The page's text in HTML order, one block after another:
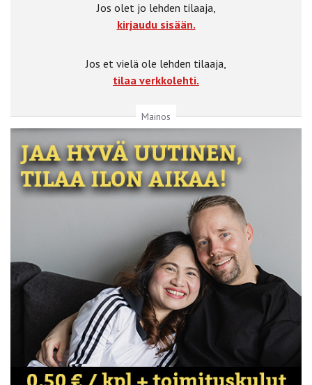
Jos olet jo lehden tilaaja,
kirjaudu sisään.
Jos et vielä ole lehden tilaaja,
tilaa verkkolehti.
Mainos